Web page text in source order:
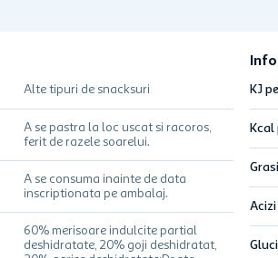
Alte tipuri de snacksuri
A se pastra la loc uscat si racoros,
ferit de razele soarelui.
A se consuma inainte de data
inscriptionata pe ambalaj.
60% merisoare indulcite partial
deshidratate, 20% goji deshidratat,
KJ
Kcal